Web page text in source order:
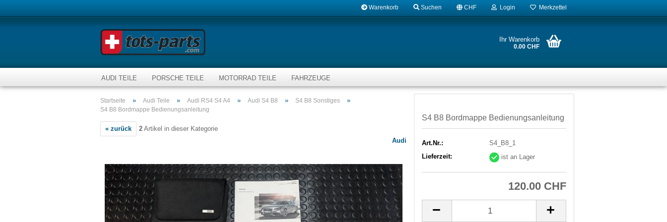
Warenkorb Suchen CHF Login Merkzettel
Ihr Warenkorb
0.00 CHF
AUDI TEILE PORSCHE TEILE MOTORRAD TEILE FAHRZEUGE
Startseite » Audi Teile » Audi RS4 S4 A4 » Audi S4 B8 » S4 B8 Sonstiges »
S4 B8 Bordmappe Bedienungsanleitung
« zurück 2 Artikel in dieser Kategorie
Audi
S4 B8 Bordmappe Bedienungsanleitung
Art.Nr.:
S4_B8_1
Lieferzeit:
ist an Lager
120.00 CHF